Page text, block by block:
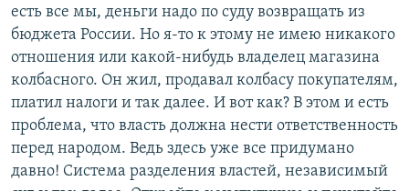
есть все мы, деньги надо по суду возвращать из
бюджета России. Но я-то к этому не имею никакого
отношения или какой-нибудь владелец магазина
колбасного. Он жил, продавал колбасу покупателям,
платил налоги и так далее. И вот как? В этом и есть
проблема, что власть должна нести ответственность
перед народом. Ведь здесь уже все придумано
давно! Система разделения властей, независимый